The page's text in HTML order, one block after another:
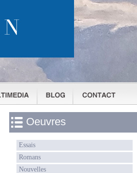
Oeuvres
Essais
Romans
Nouvelles